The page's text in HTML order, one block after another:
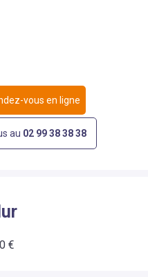
vous en ligne
au 02 99 38 38 38
€